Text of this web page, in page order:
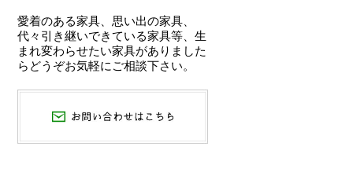
愛着のある家具、思い出の家具、
代々引き継いできている家具等、生
まれ変わらせたい家具がありました
らどうぞお気軽にご相談下さい。